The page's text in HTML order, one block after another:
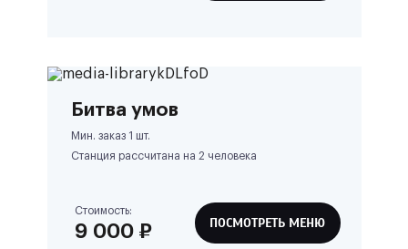
Битва умов
Мин. заказ 1 шт.
Станция рассчитана на 2 человека
Стоимость:
9 000₽ ПОСМОТРЕТЬ МЕНЮ